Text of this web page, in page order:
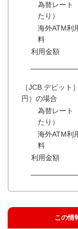
為替レート
たり）
海外ATM利
料
利用金額
［JCB デビッ
円）の場合
為替レート
たり）
海外ATM利
料
利用金額
この情